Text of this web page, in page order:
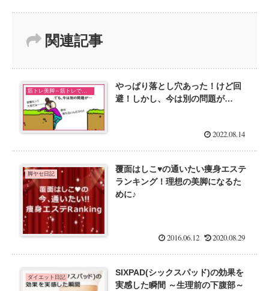
関連記事
筋トレ美脚～筋トレで美脚になるのか検証中！～
やっぱり落とし穴あった！けど回
避！しかし、今は別の問題が…
2022.08.14
脚ヤセ日記
覆面はしこ♥の通いたい痩身エステ
ランキング！理想の美脚になるた
めに♪
2016.06.12 2020.08.29
ダイエット日記
SIXPAD(シックスパッド)の効果を
実感した瞬間 ～生理前の下腹部～